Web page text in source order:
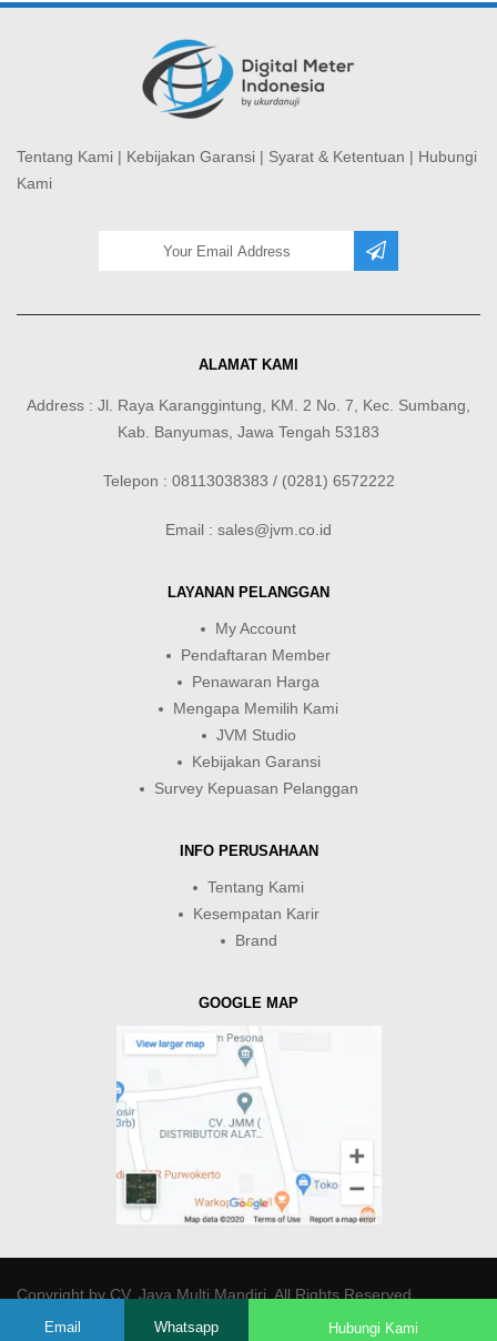
Tentang Kami | Kebijakan Garansi | Syarat & Ketentuan | Hubungi
Kami
ALAMAT KAMI
Address : Jl. Raya Karanggintung, KM. 2 No. 7, Kec. Sumbang,
Kab. Banyumas, Jawa Tengah 53183
Telepon : 08113038383 / (0281) 6572222
Email : sales@jvm.co.id
LAYANAN PELANGGAN
My Account
Pendaftaran Member
Penawaran Harga
Mengapa Memilih Kami
JVM Studio
Kebijakan Garansi
Survey Kepuasan Pelanggan
INFO PERUSAHAAN
Tentang Kami
Kesempatan Karir
Brand
GOOGLE MAP
Copyright byCV. Java Multi Mandiri. All Rights Reserved.
Email Whatsapp Hubungi Kami